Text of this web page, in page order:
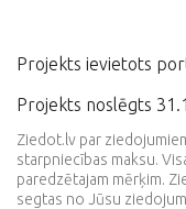
Projekts ievietots
Projekts noslēgts
Ziedot.lv par
starpniecības maksu.
paredzētajam mērķim.
segtas no Jūsu